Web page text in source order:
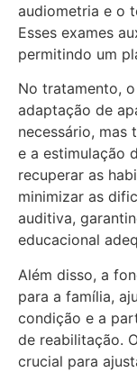
audiometria e o
Esses exames
permitindo um
No tratamento,
adaptação de
necessário, mas
e a estimulação
recuperar as
minimizar as
auditiva,
educacional
Além disso, a
para a família,
condição e a
de reabilitação.
crucial para